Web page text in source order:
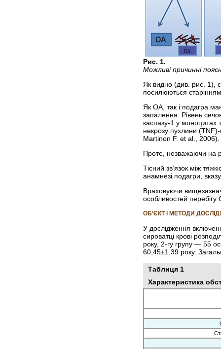
Рис. 1.
Можливі причинні
Як видно (див. рис. 1),
посилюються
Як ОА, так і подагра
запалення. Рівень
каспазу-1 у моноцитах
некрозу пухлини
Martinon F. et al., 2006).
Проте, незважаючи на
Тісний зв’язок між
анамнезі подагри,
Враховуючи
особливостей перебігу
ОБ’ЄКТ І МЕТОДИ
У дослідження
сироватці крові
року, 2-гу групу — 55
60,45±1,39 року.
Таблиця 1
Характеристика